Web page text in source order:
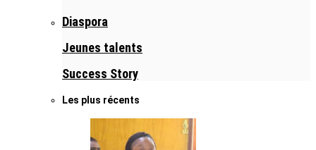
Diaspora
Jeunes talents
Success Story
Les plus récents